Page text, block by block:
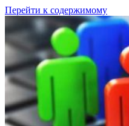
Перейти к содержимому